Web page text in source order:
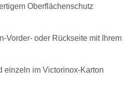
Oberflächenschutz
Vorder- oder Rückseite mit Ihrem
einzeln im Victorinox-Karton